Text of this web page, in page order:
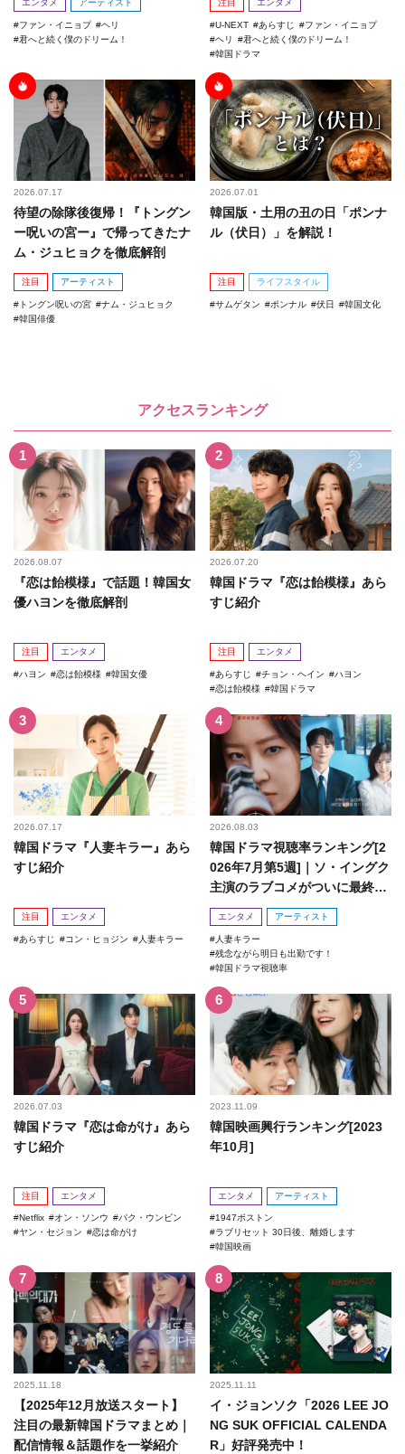
エンタメ アーティスト
ファン・イニョプ
ヘリ
君へと続く僕のドリーム！
注目 エンタメ
U-NEXT あらすじ
ファン・イニョプ
ヘリ
君へと続く僕のドリーム！
韓国ドラマ
2026.07.17
待望の除隊後復帰！『トングン
ー呪いの宮ー』で帰ってきたナ
ム・ジュヒョクを徹底解剖
注目 アーティスト
トングン呪いの宮
ナム・ジュヒョク
韓国俳優
2026.07.01
韓国版・土用の丑の日「ポンナ
ル（伏日）」を解説！
注目 ライフスタイル
サムゲタン ポンナル 伏日 韓国文化
アクセスランキング
2026.08.07
『恋は飴模様』で話題！韓国女
優ハヨンを徹底解剖
注目 エンタメ
ハヨン 恋は飴模様 韓国女優
2026.07.20
韓国ドラマ『恋は飴模様』あら
すじ紹介
注目 エンタメ
あらすじ チョン・ヘイン
ハヨン
恋は飴模様
韓国ドラマ
2026.07.17
韓国ドラマ『人妻キラー』あら
すじ紹介
注目 エンタメ
あらすじ コン・ヒョジン 人妻キラー
2026.08.03
韓国ドラマ視聴率ランキング[2
026年7月第5週]｜ソ・イングク
主演のラブコメがついに最終
回！
エンタメ アーティスト
人妻キラー
残念ながら明日も出勤です！
韓国ドラマ視聴率
2026.07.03
韓国ドラマ『恋は命がけ』あら
すじ紹介
注目 エンタメ
Netflix オン・ソンウ
パク・ウンビン
ヤン・セジョン
恋は命がけ
2023.11.09
韓国映画興行ランキング[2023
年10月]
エンタメ アーティスト
1947ボストン
ラブリセット 30日後、離婚します
韓国映画
2025.11.18
【2025年12月放送スタート】
注目の最新韓国ドラマまとめ｜
配信情報＆話題作を一挙紹介
2025.11.11
イ・ジョンソク「2026 LEE JO
NG SUK OFFICIAL CALENDA
R」好評発売中！